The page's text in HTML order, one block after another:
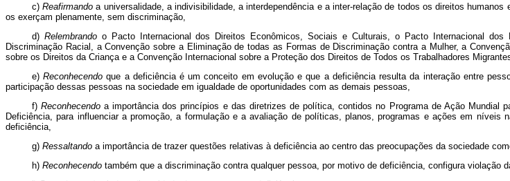
c)Reafirmando a universalidade, a indivisibilidade, a interdependência e a inter-relação de todos os direitos
os exerçam plenamente, sem discriminação,
d)Relembrandoo Pacto Internacional dos Direitos Econômicos, Sociais e Culturais, o Pacto Internacional
Discriminação Racial, a Convenção sobre a Eliminação de todas as Formas de Discriminação contra a Mulher, a
sobre os Direitos da Criança e a Convenção Internacional sobre a Proteção dos Direitos de Todos os Trabalhadores
e)Reconhecendo que a deficiência é um conceito em evolução e que a deficiência resulta da interação entre
participação dessas pessoas na sociedade em igualdade de oportunidades com as demais pessoas,
f)Reconhecendoa importância dos princípios e das diretrizes de política, contidos no Programa de Ação Mundial
Deficiência, para influenciar a promoção, a formulação e a avaliação de políticas, planos, programas e ações em níveis
deficiência,
g)Ressaltandoa importância de trazer questões relativas à deficiência ao centro das preocupações da sociedade
h) Reconhecendotambém que a discriminação contra qualquer pessoa, por motivo de deficiência, configura violação